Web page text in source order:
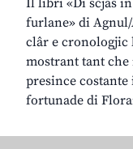
Il libri «Di scjas
furlane» di
clâr e cronologjic
mostrant tant
presince
fortunade di